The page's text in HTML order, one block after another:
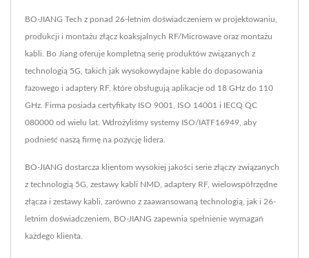
BO-JIANG Tech z ponad 26-letnim doświadczeniem w projektowaniu,
produkcji i montażu złącz koaksjalnych RF/Microwave oraz montażu
kabli. Bo Jiang oferuje kompletną serię produktów związanych z
technologią 5G, takich jak wysokowydajne kable do dopasowania
fazowego i adaptery RF, które obsługują aplikacje od 18 GHz do 110
GHz. Firma posiada certyfikaty ISO 9001, ISO 14001 i IECQ QC
080000 od wielu lat. Wdrożyliśmy systemy ISO/IATF16949, aby
podnieść naszą firmę na pozycję lidera.
BO-JIANG dostarcza klientom wysokiej jakości serie złączy związanych
z technologią 5G, zestawy kabli NMD, adaptery RF, wielowspółrzędne
złącza i zestawy kabli, zarówno z zaawansowaną technologią, jak i 26-
letnim doświadczeniem, BO-JIANG zapewnia spełnienie wymagań
każdego klienta.